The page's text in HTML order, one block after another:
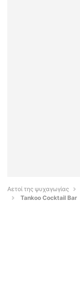
Αετοί της ψυχαγωγίας
Tankoo Cocktail Bar